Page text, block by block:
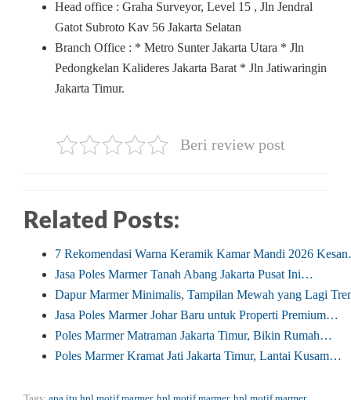
Head office : Graha Surveyor, Level 15 , Jln Jendral
Gatot Subroto Kav 56 Jakarta Selatan
Branch Office : * Metro Sunter Jakarta Utara * Jln
Pedongkelan Kalideres Jakarta Barat * Jln Jatiwaringin
Jakarta Timur.
Beri review post
Related Posts:
7 Rekomendasi Warna Keramik Kamar Mandi 2026
Jasa Poles Marmer Tanah Abang Jakarta Pusat Ini…
Dapur Marmer Minimalis, Tampilan Mewah yang Lagi
Jasa Poles Marmer Johar Baru untuk Properti Premium…
Poles Marmer Matraman Jakarta Timur, Bikin Rumah…
Poles Marmer Kramat Jati Jakarta Timur, Lantai Kusam…